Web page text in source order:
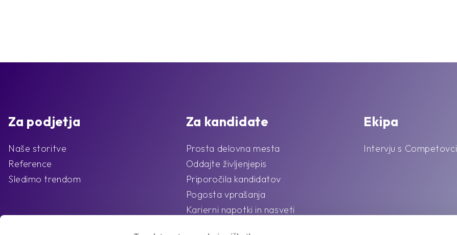
Za podjetja
Naše storitve
Reference
Sledimo trendom
Za kandidate
Prosta delovna mesta
Oddajte življenjepis
Priporočila kandidatov
Pogosta vprašanja
Karierni napotki in nasveti
Ekipa
Intervju s Competovci